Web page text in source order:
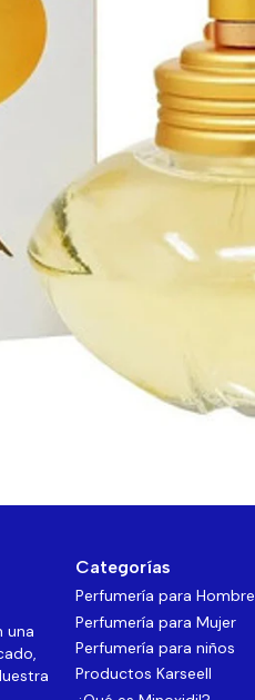
una
Categorías
Perfumería para Hombre
Perfumería para Mujer
Perfumería para niños
Productos Karseell